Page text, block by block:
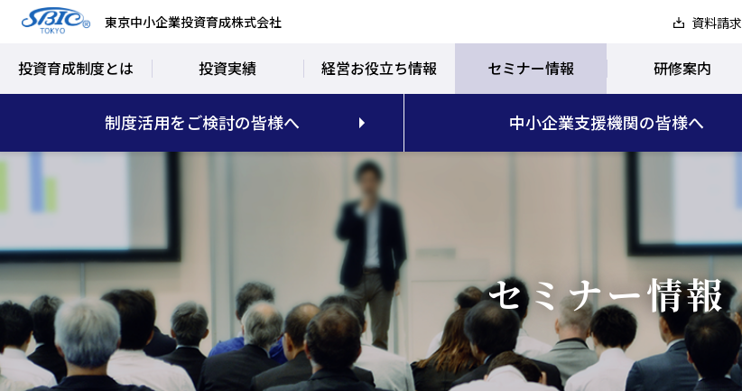
東京中小企業投資育成株式会社 資料請求
投資育成制度とは 投資実績 経営お役立ち情報 セミナー情報 研修案内
制度活用をご検討の皆様へ 中小企業支援機関の皆様へ
セミナー情報